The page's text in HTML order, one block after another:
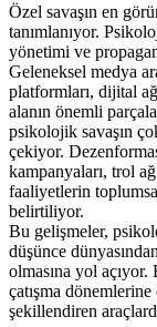
Özel savaşın en
tanımlanıyor.
yönetimi ve
Geleneksel medya
platformları, dijital
alanın önemli
psikolojik savaşın
çekiyor.
kampanyaları, trol
faaliyetlerin
belirtiliyor.
Bu gelişmeler,
düşünce
olmasına yol
çatışma
şekillendiren